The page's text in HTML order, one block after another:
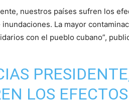
nuestros países sufren los
La mayor
con el pueblo cubano”,
LOS